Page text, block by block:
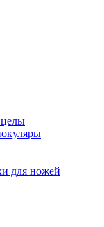
для ножей